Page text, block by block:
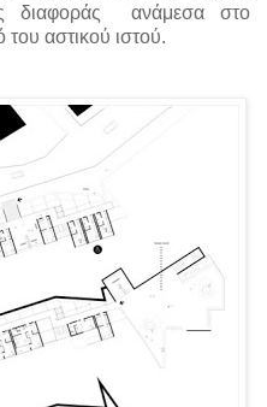
διαφοράς ανάμεσα στο
αστικού ιστού.